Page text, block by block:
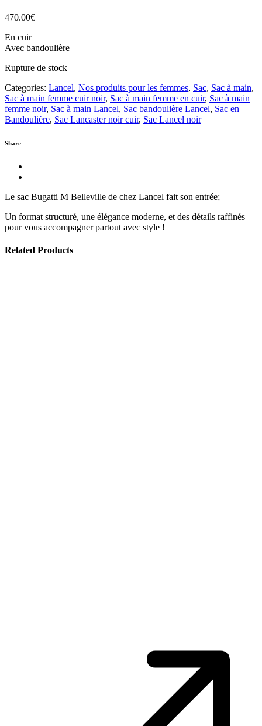
470.00€
En cuir
Avec bandoulière
Rupture de stock
Categories: Lancel, Nos produits pour les femmes, Sac, Sac à main,
Sac à main femme cuir noir, Sac à main femme en cuir, Sac à main
femme noir, Sac à main Lancel, Sac bandoulière Lancel, Sac en
Bandoulière, Sac Lancaster noir cuir, Sac Lancel noir
Share
Le sac Bugatti M Belleville de chez Lancel fait son entrée;
Un format structuré, une élégance moderne, et des détails raffinés
pour vous accompagner partout avec style !
Related Products